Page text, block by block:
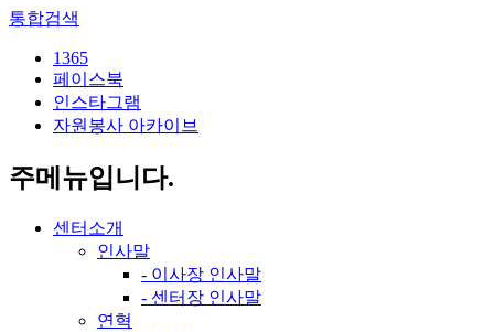
통합검색
1365
페이스북
인스타그램
자원봉사 아카이브
주메뉴입니다.
센터소개
인사말
- 이사장 인사말
- 센터장 인사말
연혁